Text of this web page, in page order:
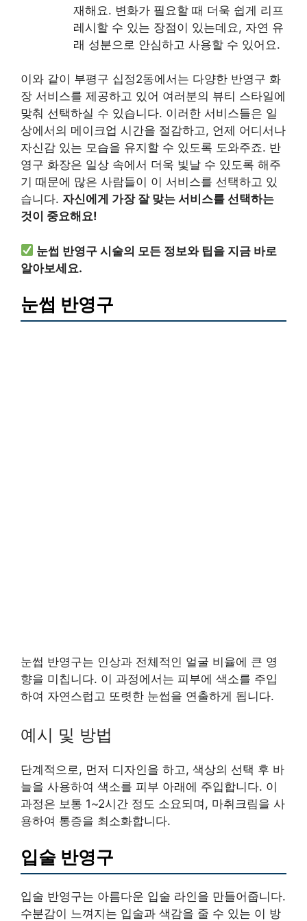
재해요. 변화가 필요할 때 더욱 쉽게 리프
레시할 수 있는 장점이 있는데요, 자연 유
래 성분으로 안심하고 사용할 수 있어요.
이와 같이 부평구 십정2동에서는 다양한 반영구 화
장 서비스를 제공하고 있어 여러분의 뷰티 스타일에
맞춰 선택하실 수 있습니다. 이러한 서비스들은 일
상에서의 메이크업 시간을 절감하고, 언제 어디서나
자신감 있는 모습을 유지할 수 있도록 도와주죠. 반
영구 화장은 일상 속에서 더욱 빛날 수 있도록 해주
기 때문에 많은 사람들이 이 서비스를 선택하고 있
습니다. 자신에게 가장 잘 맞는 서비스를 선택하는
것이 중요해요!
눈썹 반영구 시술의 모든 정보와 팁을 지금 바로
알아보세요.
눈썹 반영구
눈썹 반영구는 인상과 전체적인 얼굴 비율에 큰 영
향을 미칩니다. 이 과정에서는 피부에 색소를 주입
하여 자연스럽고 또렷한 눈썹을 연출하게 됩니다.
예시 및 방법
단계적으로, 먼저 디자인을 하고, 색상의 선택 후 바
늘을 사용하여 색소를 피부 아래에 주입합니다. 이
과정은 보통 1~2시간 정도 소요되며, 마취크림을 사
용하여 통증을 최소화합니다.
입술 반영구
입술 반영구는 아름다운 입술 라인을 만들어줍니다.
수분감이 느껴지는 입술과 색감을 줄 수 있는 이 방